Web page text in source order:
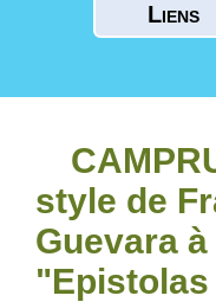
Liens
style de
Guevara